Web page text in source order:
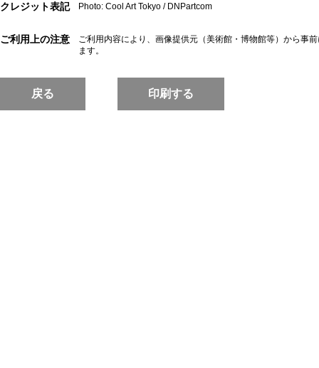
クレジット表記 Photo: Cool Art Tokyo / DNPartcom
ご利用上の注意
ご利用内容により、画像提供元（美術館・博物館等）から事
ます。
戻る 印刷する